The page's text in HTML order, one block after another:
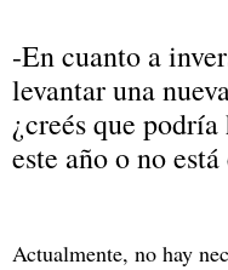
-En cuanto a
levantar una
¿creés que
este año o no
Actualmente, no hay